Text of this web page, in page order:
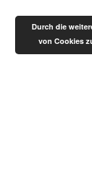
Durch die
von Cookies